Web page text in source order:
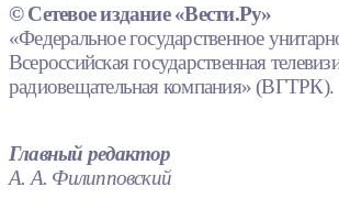
© Сетевое издание «Вести.Ру»
«Федеральное государственное
Всероссийская государственная
радиовещательная компания» (ВГТРК).
Главный редактор
А. А. Филипповский